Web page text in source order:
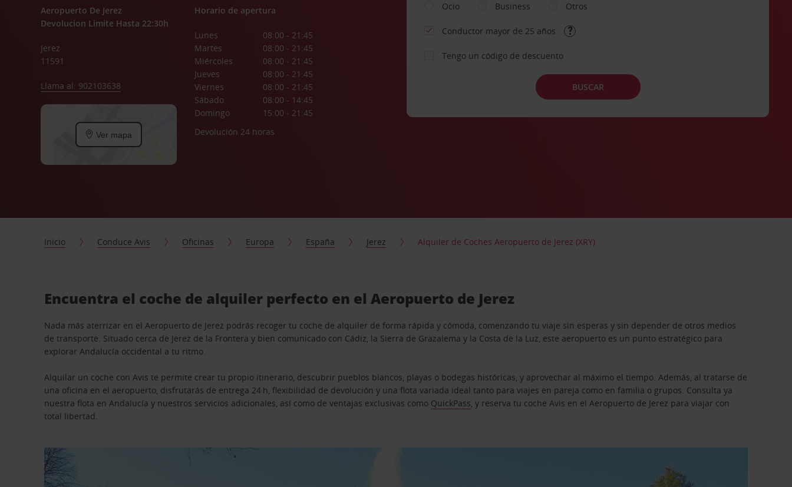
Aeropuerto De Jerez
Devolucion Limite Hasta 22:30h
Jerez
11591
Llama al: 902103638
Ver mapa
Horario de apertura
Lunes
08:00 - 21:45
Martes
08:00 - 21:45
Miércoles
08:00 - 21:45
Jueves
08:00 - 21:45
Viernes
08:00 - 21:45
Sábado
08:00 - 14:45
Domingo
15:00 - 21:45
Devolución 24 horas
Ocio
Business Otros
Conductor mayor de 25 años
Tengo un código de descuento
BUSCAR
Inicio Conduce Avis Oficinas Europa España Jerez Alquiler de Coches Aeropuerto de Jerez (XRY)
Encuentra el coche de alquiler perfecto en el Aeropuerto de Jerez
Nada más aterrizar en el Aeropuerto de Jerez podrás recoger tu coche de alquiler de forma rápida y cómoda, comenzando tu viaje sin esperas y sin depender de otros medios
de transporte. Situado cerca de Jerez de la Frontera y bien comunicado con Cádiz, la Sierra de Grazalema y la Costa de la Luz, este aeropuerto es un punto estratégico para
explorar Andalucía occidental a tu ritmo.
Alquilar un coche con Avis te permite crear tu propio itinerario, descubrir pueblos blancos, playas o bodegas históricas, y aprovechar al máximo el tiempo. Además, al tratarse de
una oficina en el aeropuerto, disfrutarás de entrega 24 h, flexibilidad de devolución y una flota variada ideal tanto para viajes en pareja como en familia o grupos. Consulta ya
nuestra flota en Andalucía y nuestros servicios adicionales, así como de ventajas exclusivas como QuickPass, y reserva tu coche Avis en el Aeropuerto de Jerez para viajar con
total libertad.